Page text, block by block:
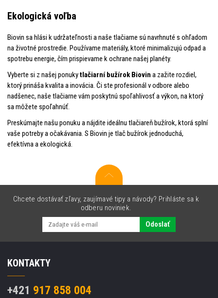
Ekologická voľba
Biovin sa hlási k udržateľnosti a naše tlačiarne sú navrhnuté s ohľadom
na životné prostredie. Používame materiály, ktoré minimalizujú odpad a
spotrebu energie, čím prispievame k ochrane našej planéty.
Vyberte si z našej ponukytlačiarní bužírok Biovin a zažite rozdiel,
ktorý prináša kvalita a inovácia. Či ste profesionál v odbore alebo
nadšenec, naše tlačiarne vám poskytnú spoľahlivosť a výkon, na ktorý
sa môžete spoľahnúť.
Preskúmajte našu ponuku a nájdite ideálnu tlačiareň bužírok, ktorá splní
vaše potreby a očakávania. S Biovin je tlač bužírok jednoduchá,
efektívna a ekologická.
Chcete dostávať zľavy, zaujímavé tipy a návody? Prihláste sa k
odberu noviniek.
Odoslať
KONTAKTY
+421 917 858 004